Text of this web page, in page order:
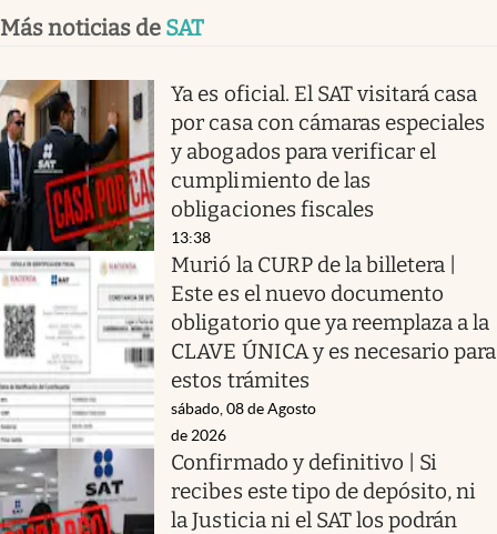
Más noticias de SAT
Ya es oficial. El SAT visitará casa
por casa con cámaras especiales
y abogados para verificar el
cumplimiento de las
obligaciones fiscales
13:38
Murió la CURP de la billetera |
Este es el nuevo documento
obligatorio que ya reemplaza a la
CLAVE ÚNICA y es necesario para
estos trámites
sábado, 08 de Agosto
de 2026
Confirmado y definitivo | Si
recibes este tipo de depósito, ni
la Justicia ni el SAT los podrán